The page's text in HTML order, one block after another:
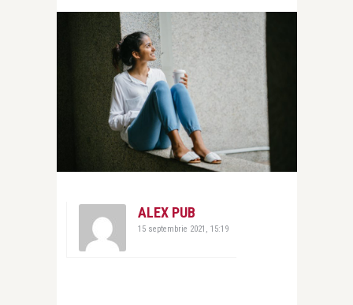
ALEX PUB
15 septembrie 2021, 15:19